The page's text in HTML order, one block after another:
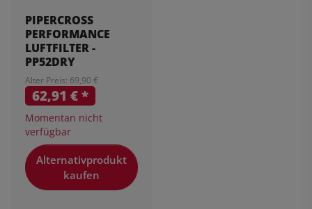
PIPERCROSS
PERFORMANCE
LUFTFILTER -
PP52DRY
Alter Preis: 69,90 €
62,91 €*
Momentan nicht
verfügbar
Alternativprodukt
kaufen